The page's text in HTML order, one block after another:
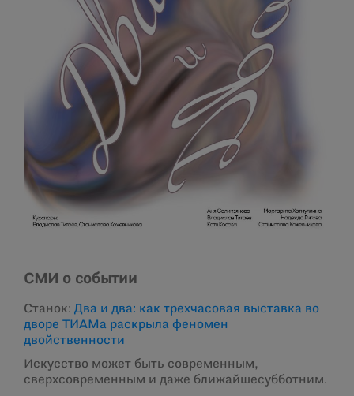
СМИ о событии
Станок: Два и два: как трехчасовая выставка во
дворе ТИАМа раскрыла феномен
двойственности
Искусство может быть современным,
сверхсовременным и даже ближайшесубботним.